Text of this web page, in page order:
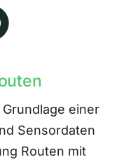
einer
Sensordaten
Routen mit